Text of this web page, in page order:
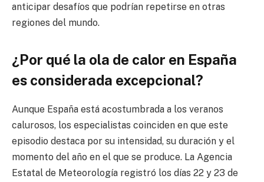
anticipar desafíos que podrían repetirse en otras
regiones del mundo.
¿Por qué la ola de calor en España
es considerada excepcional?
Aunque España está acostumbrada a los veranos
calurosos, los especialistas coinciden en que este
episodio destaca por su intensidad, su duración y el
momento del año en el que se produce. La Agencia
Estatal de Meteorología registró los días 22 y 23 de